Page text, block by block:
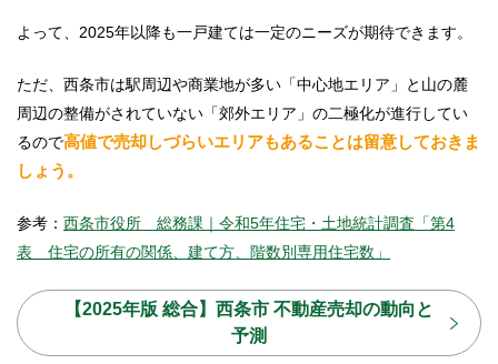
よって、2025年以降も一戸建ては一定のニーズが期待できます。
ただ、西条市は駅周辺や商業地が多い「中心地エリア」と山の麓
周辺の整備がされていない「郊外エリア」の二極化が進行してい
るので高値で売却しづらいエリアもあることは留意しておきま
しょう。
参考： 西条市役所 総務課｜令和5年住宅・土地統計調査「第4
表 住宅の所有の関係、建て方、階数別専用住宅数」
【2025年版 総合】西条市 不動産売却の動向と
予測